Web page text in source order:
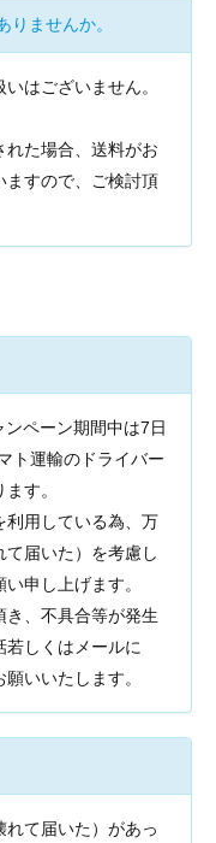
りませんか。
はございません。
れた場合、送料がお
ますので、ご検討頂
ペーン期間中は7日
ト運輸のドライバー
す。
利用している為、万
届いた）を考慮し
申し上げます。
き、不具合等が発生
若しくはメールに
いいたします。
て届いた）があっ